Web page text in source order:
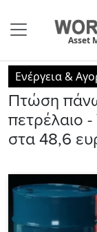
Asset
Ενέργεια &
Πτώση
πετρέλαιο
στα 48,6